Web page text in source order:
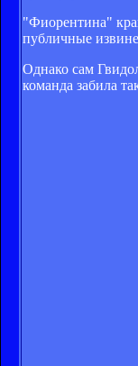
"Фиорентина"
публичные
Однако сам
команда забила